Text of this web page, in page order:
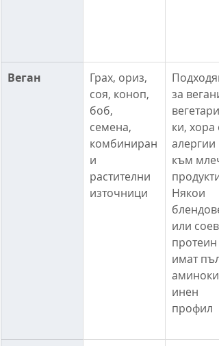
Веган
Грах, ориз,
соя, коноп,
боб,
семена,
комбиниран
и
растителни
източници
за
ки, хора с
алергии
към
продукти
Някои
блендове
или соев
протеин
имат
инен
профил